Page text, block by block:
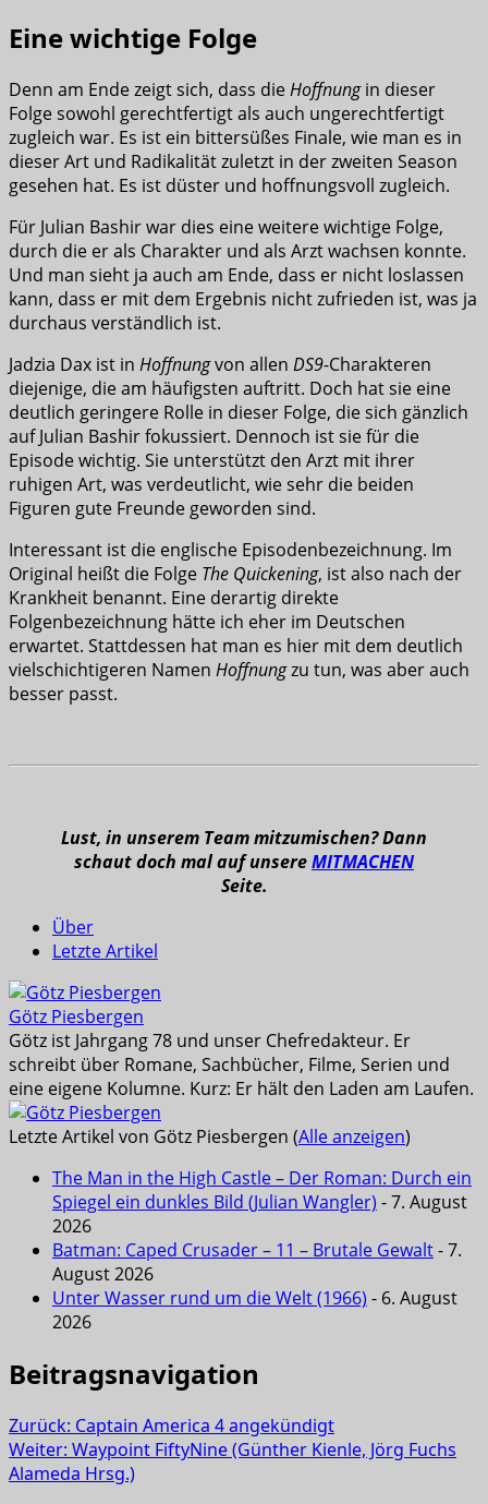
Eine wichtige Folge
Denn am Ende zeigt sich, dass dieHoffnungin dieser
Folge sowohl gerechtfertigt als auch ungerechtfertigt
zugleich war. Es ist ein bittersüßes Finale, wie man es in
dieser Art und Radikalität zuletzt in der zweiten Season
gesehen hat. Es ist düster und hoffnungsvoll zugleich.
Für Julian Bashir war dies eine weitere wichtige Folge,
durch die er als Charakter und als Arzt wachsen konnte.
Und man sieht ja auch am Ende, dass er nicht loslassen
kann, dass er mit dem Ergebnis nicht zufrieden ist, was ja
durchaus verständlich ist.
Jadzia Dax ist in Hoffnungvon allen DS9-Charakteren
diejenige, die am häufigsten auftritt. Doch hat sie eine
deutlich geringere Rolle in dieser Folge, die sich gänzlich
auf Julian Bashir fokussiert. Dennoch ist sie für die
Episode wichtig. Sie unterstützt den Arzt mit ihrer
ruhigen Art, was verdeutlicht, wie sehr die beiden
Figuren gute Freunde geworden sind.
Interessant ist die englische Episodenbezeichnung. Im
Original heißt die Folge The Quickening, ist also nach der
Krankheit benannt. Eine derartig direkte
Folgenbezeichnung hätte ich eher im Deutschen
erwartet. Stattdessen hat man es hier mit dem deutlich
vielschichtigeren Namen Hoffnungzu tun, was aber auch
besser passt.
Lust, in unserem Team mitzumischen? Dann
schaut doch mal auf unsereMITMACHEN
Seite.
Über
Letzte Artikel
Götz Piesbergen
Götz ist Jahrgang 78 und unser Chefredakteur. Er
schreibt über Romane, Sachbücher, Filme, Serien und
eine eigene Kolumne. Kurz: Er hält den Laden am Laufen.
Letzte Artikel von Götz Piesbergen (Alle anzeigen)
The Man in the High Castle – Der Roman: Durch ein
Spiegel ein dunkles Bild (Julian Wangler) - 7. August
2026
Batman: Caped Crusader – 11 – Brutale Gewalt- 7.
August 2026
Unter Wasser rund um die Welt (1966) - 6. August
2026
Beitragsnavigation
Zurück: Captain America 4 angekündigt
Weiter: Waypoint FiftyNine (Günther Kienle, Jörg Fuchs
Alameda Hrsg.)